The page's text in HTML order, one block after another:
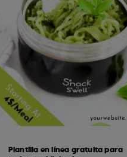
Plantilla en línea gratuita para